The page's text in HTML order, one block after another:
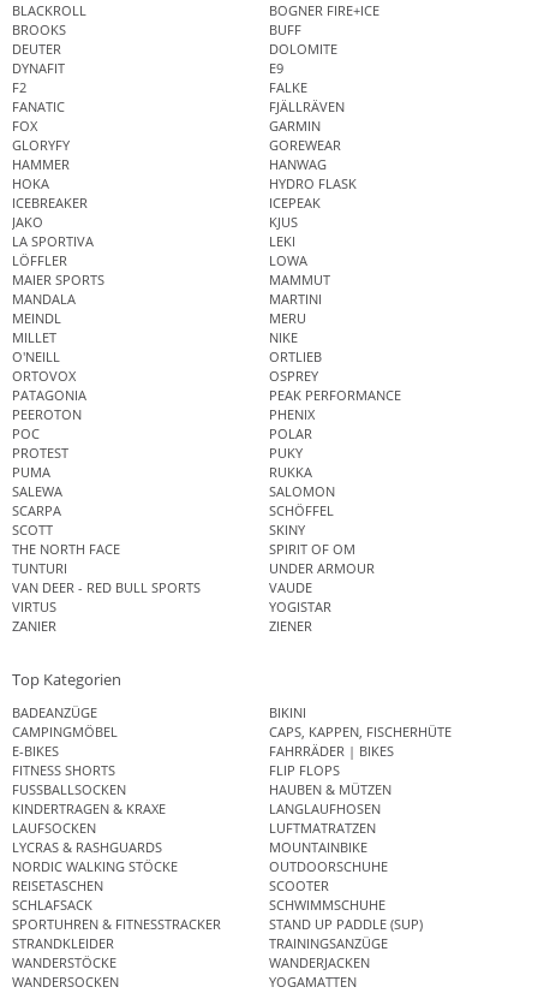
BLACKROLL
BOGNER FIRE+ICE
BROOKS
BUFF
DEUTER
DOLOMITE
DYNAFIT
E9
F2
FALKE
FANATIC
FJÄLLRÄVEN
FOX
GARMIN
GLORYFY
GOREWEAR
HAMMER
HANWAG
HOKA
HYDRO FLASK
ICEBREAKER
ICEPEAK
JAKO
KJUS
LA SPORTIVA
LEKI
LÖFFLER
LOWA
MAIER SPORTS
MAMMUT
MANDALA
MARTINI
MEINDL
MERU
MILLET
NIKE
O'NEILL
ORTLIEB
ORTOVOX
OSPREY
PATAGONIA
PEAK PERFORMANCE
PEEROTON
PHENIX
POC
POLAR
PROTEST
PUKY
PUMA
RUKKA
SALEWA
SALOMON
SCARPA
SCHÖFFEL
SCOTT
SKINY
THE NORTH FACE
SPIRIT OF OM
TUNTURI
UNDER ARMOUR
VAN DEER - RED BULL SPORTS
VAUDE
VIRTUS
YOGISTAR
ZANIER
ZIENER
Top Kategorien
BADEANZÜGE
BIKINI
CAMPINGMÖBEL
CAPS, KAPPEN, FISCHERHÜTE
E-BIKES
FAHRRÄDER | BIKES
FITNESS SHORTS
FLIP FLOPS
FUSSBALLSOCKEN
HAUBEN & MÜTZEN
KINDERTRAGEN & KRAXE
LANGLAUFHOSEN
LAUFSOCKEN
LUFTMATRATZEN
LYCRAS & RASHGUARDS
MOUNTAINBIKE
NORDIC WALKING STÖCKE
OUTDOORSCHUHE
REISETASCHEN
SCOOTER
SCHLAFSACK
SCHWIMMSCHUHE
SPORTUHREN & FITNESSTRACKER
STAND UP PADDLE (SUP)
STRANDKLEIDER
TRAININGSANZÜGE
WANDERSTÖCKE
WANDERJACKEN
WANDERSOCKEN
YOGAMATTEN